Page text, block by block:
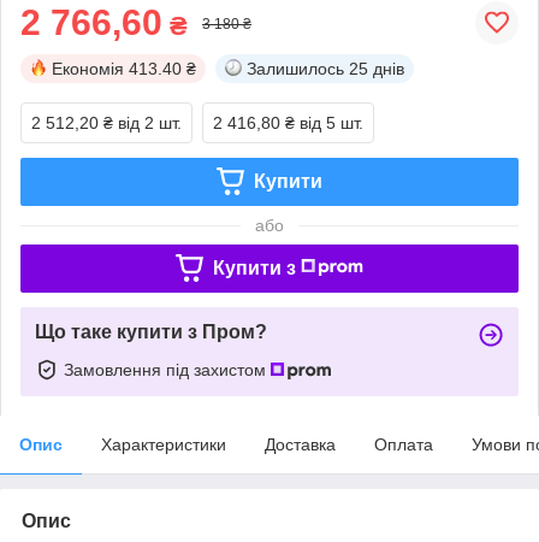
2 766,60 ₴ 3 180 ₴
Економія 413.40 ₴ Залишилось 25 днів
2 512,20 ₴ від 2 шт. 2 416,80 ₴ від 5 шт.
Купити
або
Купити з
Що таке купити з Пром?
Замовлення під захистом
Опис Характеристики Доставка Оплата Умови
Опис